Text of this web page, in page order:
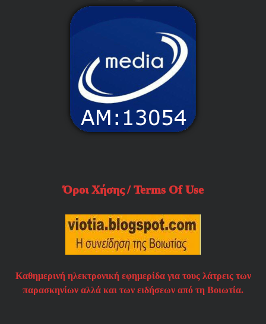
Όροι Χήσης / Terms Of Use
Καθημερινή ηλεκτρονική εφημερίδα για τους λάτρεις των
παρασκηνίων αλλά και των ειδήσεων από τη Βοιωτία.